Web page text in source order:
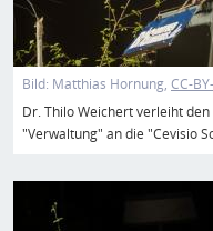
Bild: Matthias Hornung CC-
Dr. Thilo Weichert verleiht
"Verwaltung" an die "Cevisio
Bild